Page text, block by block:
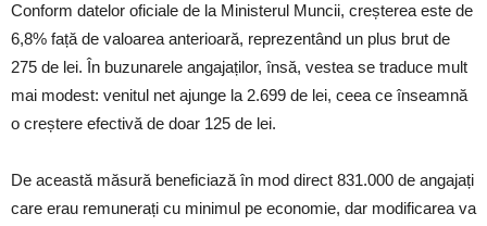
Conform datelor oficiale de la Ministerul Muncii, creșterea este de
6,8% față de valoarea anterioară, reprezentând un plus brut de
275 de lei. În buzunarele angajaților, însă, vestea se traduce mult
mai modest: venitul net ajunge la 2.699 de lei, ceea ce înseamnă
o creștere efectivă de doar 125 de lei.
De această măsură beneficiază în mod direct 831.000 de angajați
care erau remunerați cu minimul pe economie, dar modificarea va